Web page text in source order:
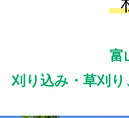
富
刈り込み・草刈